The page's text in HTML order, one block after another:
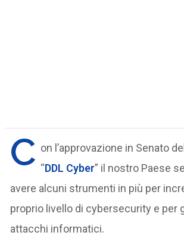
C on l’approvazione in Senato
“DDL Cyber” il nostro Paese
avere alcuni strumenti in più per
proprio livello di cybersecurity e per
attacchi informatici.